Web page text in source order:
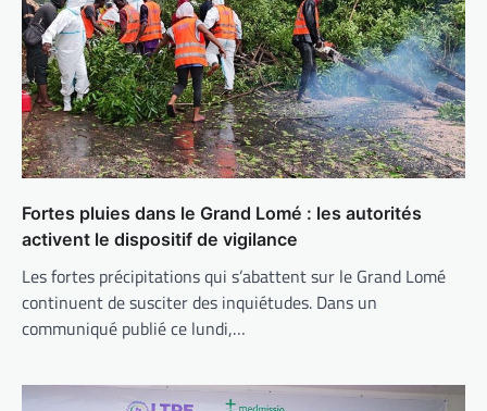
Fortes pluies dans le Grand Lomé : les autorités
activent le dispositif de vigilance
Les fortes précipitations qui s’abattent sur le Grand Lomé
continuent de susciter des inquiétudes. Dans un
communiqué publié ce lundi,…